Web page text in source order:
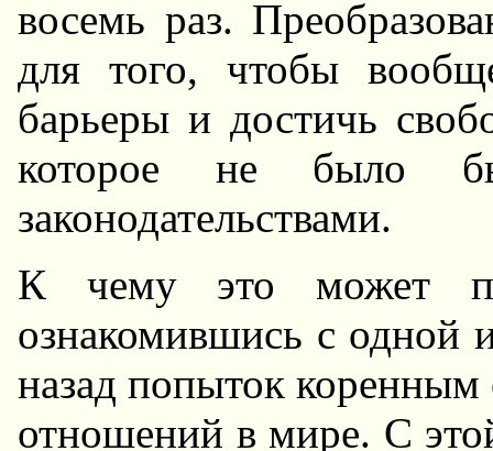
восемь раз.
для того, чтобы
барьеры и достичь
которое не было
законодательствами.
К чему это может
ознакомившись с одной
назад попыток
отношений в мире. С